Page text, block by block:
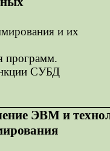
и их
программ.
СУБД
ЭВМ и